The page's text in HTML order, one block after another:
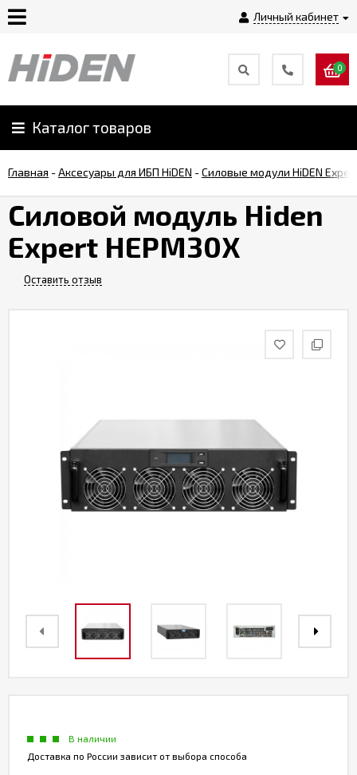
Личный кабинет
Главная
О
Оплата
Монтаж
Калькулятор
0
Каталог товаров
Главная -Аксесуары для ИБП HiDEN -Силовые модули HiDEN
Силовой модуль Hiden
Expert HEPM30X
Оставить отзыв
В наличии
Доставка по России зависит от выбора способа